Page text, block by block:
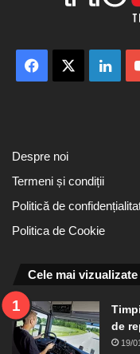
Facebook
Despre noi
Termeni și condiții
Politică de
Politica de Cookie
Cele mai vizualizate
de
19/